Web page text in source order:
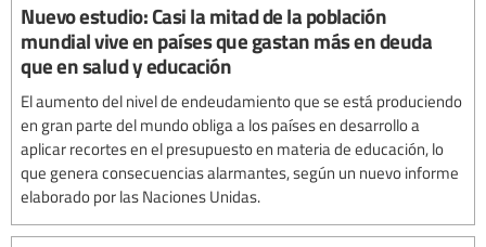
Nuevo estudio: Casi la mitad de la población
mundial vive en países que gastan más en deuda
que en salud y educación
El aumento del nivel de endeudamiento que se está produciendo
en gran parte del mundo obliga a los países en desarrollo a
aplicar recortes en el presupuesto en materia de educación, lo
que genera consecuencias alarmantes, según un nuevo informe
elaborado por las Naciones Unidas.